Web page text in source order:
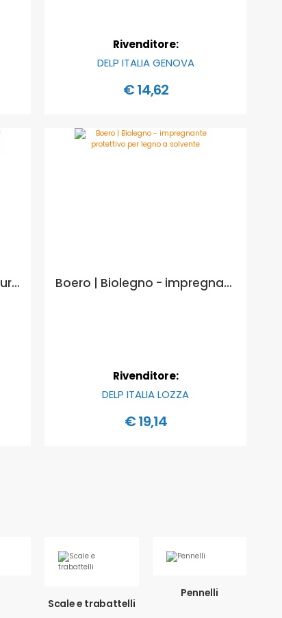
Rivenditore:
DELP ITALIA GENOVA
€ 14,62
Ivc Bianco Puro - finitura murale per interni ed esterni ad elevata diluibilità - Formato in litri: 0,75 lt Boero | Biolegno - impregnante protettivo per legno a solvente - Formato in litri: 0,75 lt, COLORI BOERO LEGNO SOLVENTE: 000 INCOLORE
Rivenditore:
DELP ITALIA LOZZA
€ 19,14
Scale e trabattelli
Pennelli